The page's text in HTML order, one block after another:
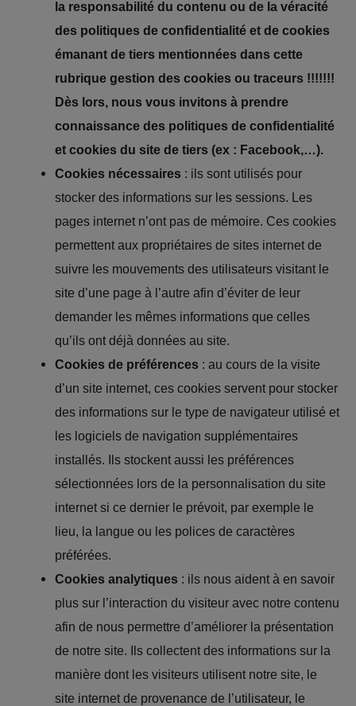
la responsabilité du contenu ou de la véracité
des politiques de confidentialité et de cookies
émanant de tiers mentionnées dans cette
rubrique gestion des cookies ou traceurs !!!!!!!
Dès lors, nous vous invitons à prendre
connaissance des politiques de confidentialité
et cookies du site de tiers (ex : Facebook,…).
Cookies nécessaires : ils sont utilisés pour
stocker des informations sur les sessions. Les
pages internet n’ont pas de mémoire. Ces cookies
permettent aux propriétaires de sites internet de
suivre les mouvements des utilisateurs visitant le
site d’une page à l’autre afin d’éviter de leur
demander les mêmes informations que celles
qu’ils ont déjà données au site.
Cookies de préférences : au cours de la visite
d’un site internet, ces cookies servent pour stocker
des informations sur le type de navigateur utilisé et
les logiciels de navigation supplémentaires
installés. Ils stockent aussi les préférences
sélectionnées lors de la personnalisation du site
internet si ce dernier le prévoit, par exemple le
lieu, la langue ou les polices de caractères
préférées.
Cookies analytiques : ils nous aident à en savoir
plus sur l’interaction du visiteur avec notre contenu
afin de nous permettre d’améliorer la présentation
de notre site. Ils collectent des informations sur la
manière dont les visiteurs utilisent notre site, le
site internet de provenance de l’utilisateur, le